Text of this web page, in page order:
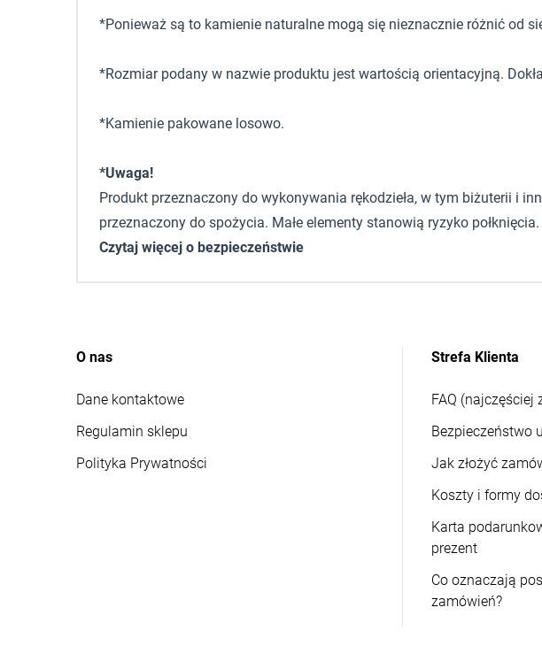
*Ponieważ są to kamienie naturalne mogą się nieznacznie różnić od
*Rozmiar podany w nazwie produktu jest wartością orientacyjną.
*Kamienie pakowane losowo.
*Uwaga!
Produkt przeznaczony do wykonywania rękodzieła, w tym biżuterii i
przeznaczony do spożycia. Małe elementy stanowią ryzyko połknięcia.
Czytaj więcej o bezpieczeństwie
O nas
Dane kontaktowe
Regulamin sklepu
Polityka Prywatności
Strefa Klienta
FAQ (najczęściej
Bezpieczeństwo
Jak złożyć
Koszty i formy
Karta
prezent
Co oznaczają
zamówień?